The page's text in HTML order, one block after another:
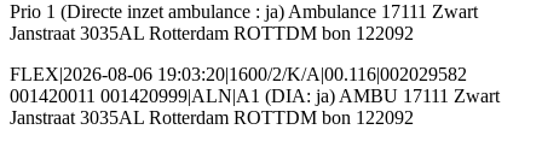
Prio 1 (Directe inzet ambulance : ja) Ambulance 17111 Zwart
Janstraat 3035AL Rotterdam ROTTDM bon 122092
FLEX|2026-08-06 19:03:20|1600/2/K/A|00.116|002029582
001420011 001420999|ALN|A1 (DIA: ja) AMBU 17111 Zwart
Janstraat 3035AL Rotterdam ROTTDM bon 122092